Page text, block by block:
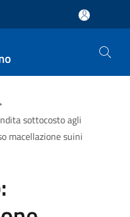
sottocosto agli
macellazione suini